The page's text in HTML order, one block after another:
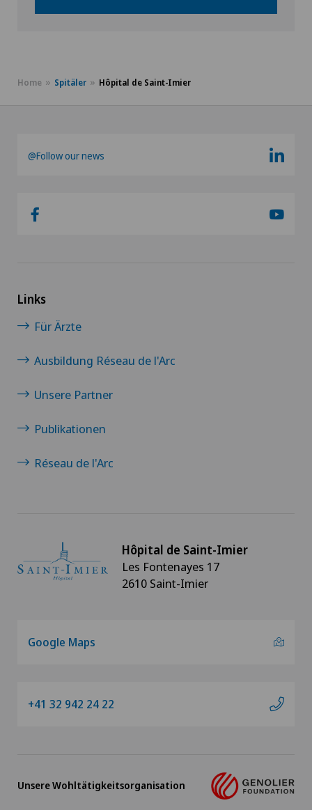
Home Spitäler Hôpital de Saint-Imier
@Follow our news
Links
Für Ärzte
Ausbildung Réseau de l'Arc
Unsere Partner
Publikationen
Réseau de l'Arc
Hôpital de Saint-Imier
Les Fontenayes 17
2610 Saint-Imier
Google Maps
+41 32 942 24 22
Unsere Wohltätigkeitsorganisation